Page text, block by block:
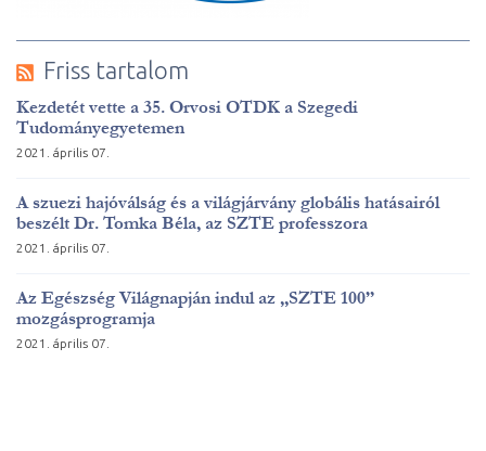
Friss tartalom
Kezdetét vette a 35. Orvosi OTDK a Szegedi
Tudományegyetemen
2021. április 07.
A szuezi hajóválság és a világjárvány globális hatásairól
beszélt Dr. Tomka Béla, az SZTE professzora
2021. április 07.
Az Egészség Világnapján indul az „SZTE 100”
mozgásprogramja
2021. április 07.